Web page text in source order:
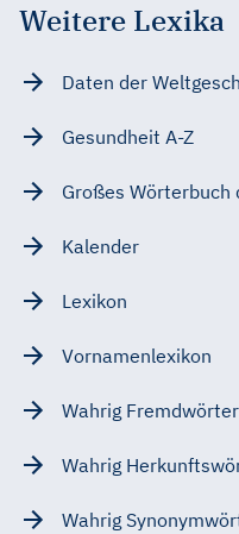
Weitere Lexika
Daten der
Gesundheit A-Z
Großes Wörterbuch
Kalender
Lexikon
Vornamenlexikon
Wahrig
Wahrig
Wahrig